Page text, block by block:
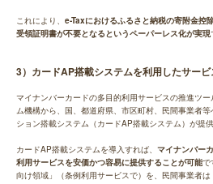
これにより、 e-Taxにおけるふるさと納税の寄附金控
受領証明書が不要となるというペーパーレス化が実現
3）カードAP搭載システムを利用したサービ
マイナンバーカードの多目的利用サービスの推進ツ
ム機構から、国、都道府県、市区町村、民間事業者
ション搭載システム（カードAP搭載システム）が提供
カードAP搭載システムを導入すれば、 マイナンバー
利用サービスを安価かつ容易に提供することが可能で
向け領域」（条例利用サービスで）を、民間事業者は